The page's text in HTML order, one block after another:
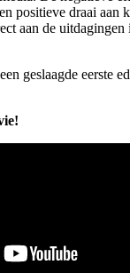
positieve draai aan
aan de uitdagingen
geslaagde eerste